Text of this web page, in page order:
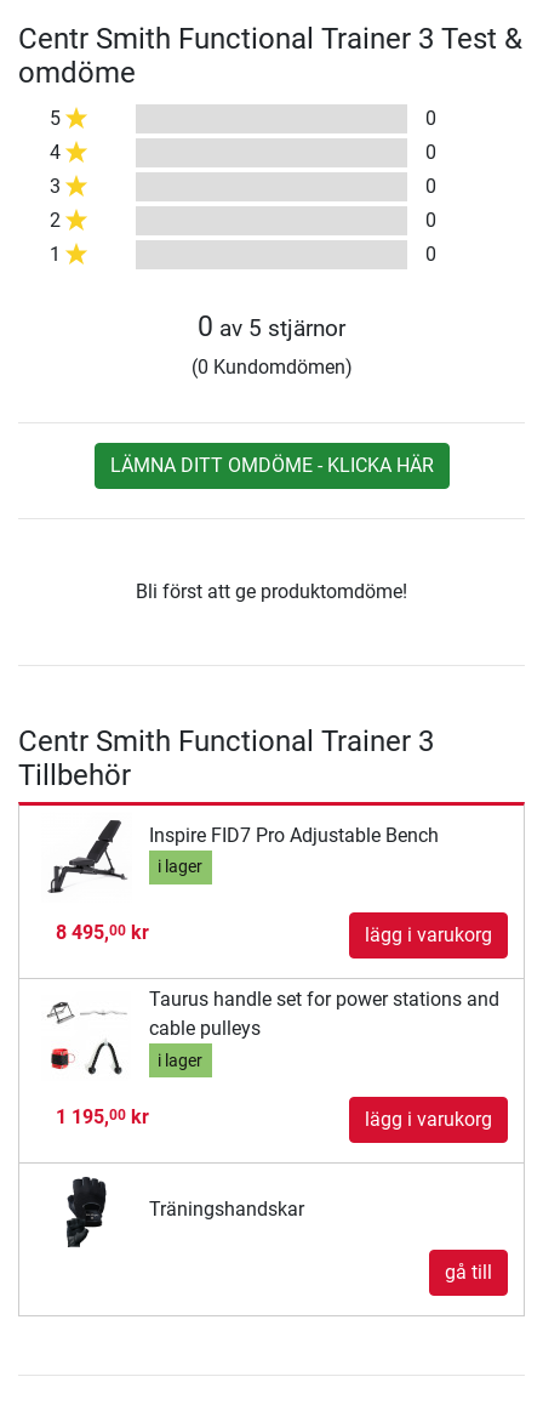
Centr Smith Functional Trainer 3 Test &
omdöme
5
0
4
0
3
0
2
0
1
0
0 av 5 stjärnor
(0 Kundomdömen)
LÄMNA DITT OMDÖME - KLICKA HÄR
Bli först att ge produktomdöme!
Centr Smith Functional Trainer 3
Tillbehör
Inspire FID7 Pro Adjustable Bench
i lager
8 495,00kr lägg i varukorg
Taurus handle set for power stations and
cable pulleys
i lager
1 195,00kr lägg i varukorg
Träningshandskar
gå till